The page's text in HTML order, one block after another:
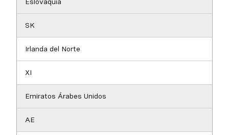
SK
Irlanda del Norte
XI
Emiratos Árabes Unidos
AE